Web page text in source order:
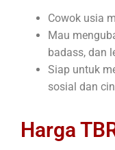
Cowok usia
Mau
badass, dan
Siap untuk
sosial dan
Harga